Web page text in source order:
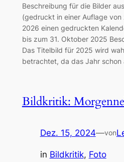
Beschreibung für die Bilder
(gedruckt in einer Auflage
2026 einen gedruckten
bis zum 31. Oktober 2025
Das Titelbild für 2025 wird
betrachtet, da das Jahr
Bildkritik:
Dez. 15, 2024—von
in Bildkritik, Foto